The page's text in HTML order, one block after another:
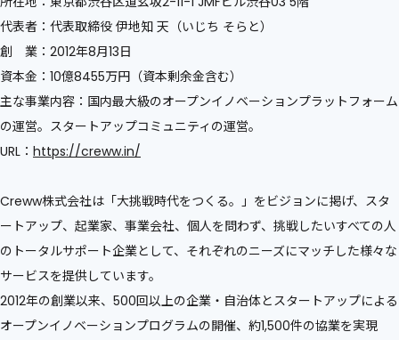
代表者：代表取締役 伊地知 天（いじち そらと）
創 業：2012年8月13日
資本金：10億8455万円（資本剰余金含む）
主な事業内容：国内最大級のオープンイノベーションプラットフォーム
の運営。スタートアップコミュニティの運営。
URL： https://creww.in/
Creww株式会社は「大挑戦時代をつくる。」をビジョンに掲げ、スタ
ートアップ、起業家、事業会社、個人を問わず、挑戦したいすべての人
のトータルサポート企業として、それぞれのニーズにマッチした様々な
サービスを提供しています。
2012年の創業以来、500回以上の企業・自治体とスタートアップによる
オープンイノベーションプログラムの開催、約1,500件の協業を実現